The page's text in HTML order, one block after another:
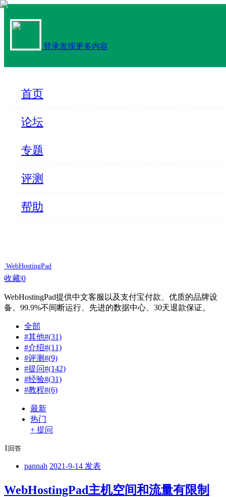
登录发现更多内容
首页
论坛
专题
评测
帮助
WebHostingPad
收藏|0
WebHostingPad提供中文客服以及支付宝付款、优质的品牌设
备、99.9%不间断运行、先进的数据中心、30天退款保证。
全部
#其他#(31)
#介绍#(11)
#评测#(9)
#提问#(142)
#经验#(31)
#教程#(6)
最新
热门
+ 提问
1 回答
pannah 2021-9-14 发表
WebHostingPad主机空间和流量有限制